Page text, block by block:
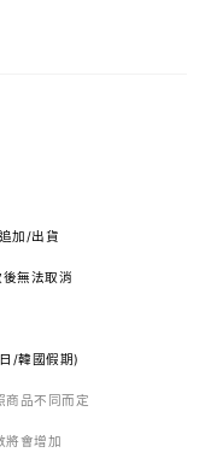
加/出貨
無法取消
/韓國假期)
商品不同而定
將會增加